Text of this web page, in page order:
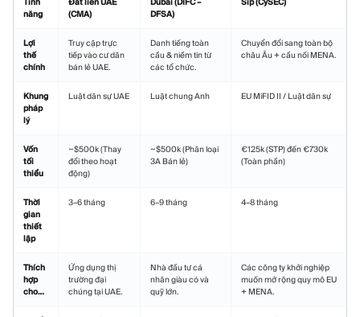
năng
(CMA)
DFSA)
Lợi
thế
chính
Truy cập trực
tiếp vào cư dân
bán lẻ UAE.
Danh tiếng toàn
cầu & niềm tin từ
các tổ chức.
Chuyển đổi sang toàn bộ
châu Âu + cầu nối MENA.
Khung
pháp
lý
Luật dân sự UAE Luật chung Anh EU MiFID II / Luật dân sự
Vốn
tối
thiểu
~$500k (Thay
đổi theo hoạt
động)
~$500k (Phân loại
3A Bán lẻ)
€125k (STP) đến €730k
(Toàn phần)
Thời
gian
thiết
lập
3–6 tháng 6–9 tháng 4–8 tháng
Thích
hợp
cho…
Ứng dụng thị
trường đại
chúng tại UAE.
Nhà đầu tư cá
nhân giàu có và
quỹ lớn.
Các công ty khởi nghiệp
muốn mở rộng quy mô EU
+ MENA.